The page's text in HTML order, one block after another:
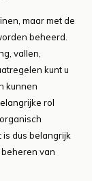
maar met de
beheerd.
vallen,
kunt u
kunnen
rol
dus belangrijk
van